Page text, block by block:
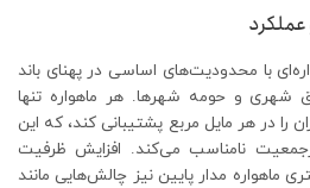
با محدودیت‌های اساسی در پهنای باند
شهری و حومه شهرها. هر ماهواره تنها
را در هر مایل مربع پشتیبانی کند، که این
نامناسب می‌کند. افزایش ظرفیت
ماهواره مدار پایین نیز چالش‌هایی مانند